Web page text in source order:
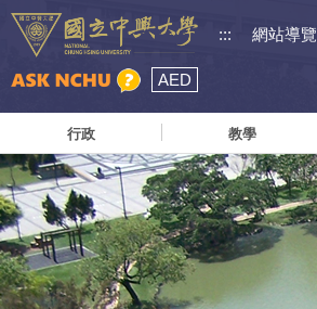
::: 網站導覽
AED
行政 教學